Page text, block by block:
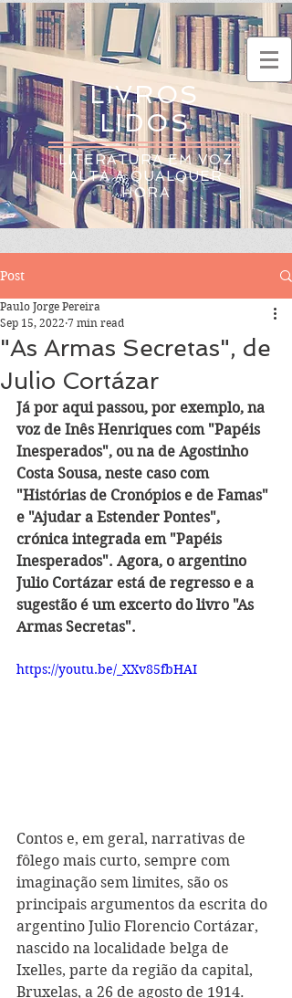
LIVROS
LIDOS
LITERATURA EM VOZ
ALTA A QUALQUER
HORA
Post
"As Armas Secretas", de
Julio Cortázar
Paulo Jorge Pereira
Sep 15, 2022 7 min read
Já por aqui passou, por exemplo, na
voz de Inês Henriques com "Papéis
Inesperados", ou na de Agostinho
Costa Sousa, neste caso com
"Histórias de Cronópios e de Famas"
e "Ajudar a Estender Pontes",
crónica integrada em "Papéis
Inesperados". Agora, o argentino
Julio Cortázar está de regresso e a
sugestão é um excerto do livro "As
Armas Secretas".
https://youtu.be/_XXv85fbHAI
Contos e, em geral, narrativas de
fôlego mais curto, sempre com
imaginação sem limites, são os
principais argumentos da escrita do
argentino Julio Florencio Cortázar,
nascido na localidade belga de
Ixelles, parte da região da capital,
Bruxelas, a 26 de agosto de 1914.